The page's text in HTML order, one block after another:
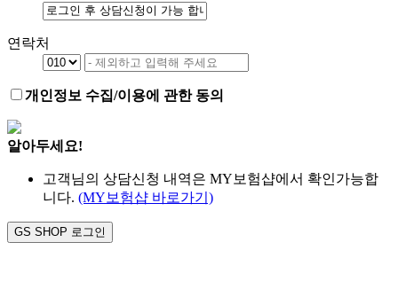
연락처
개인정보 수집/이용에 관한 동의
알아두세요!
고객님의 상담신청 내역은 MY보험샵에서 확인가능합
니다. (MY보험샵 바로가기)
GS SHOP 로그인